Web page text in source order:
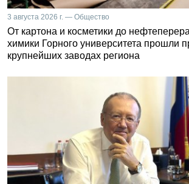
3 августа 2026 г. — Общество
От картона и косметики до
химики Горного университета прошли
крупнейших заводах региона